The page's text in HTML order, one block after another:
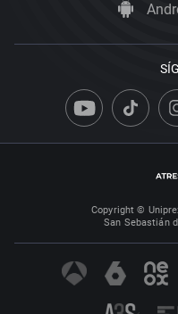
Copyright ©
San Sebastián